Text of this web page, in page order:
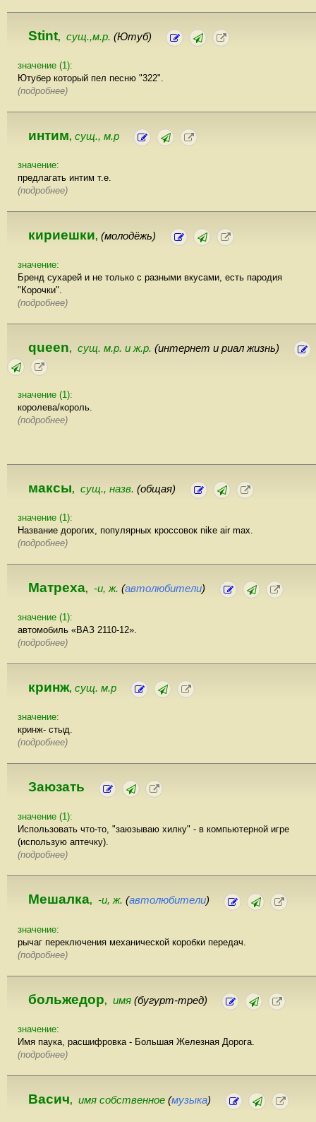
Stint, сущ.,м.р. (Ютуб)
значение (1):
Ютубер который пел песню "322".
(подробнее)
интим, сущ., м.р
значение:
предлагать интим т.е.
(подробнее)
кириешки, (молодёжь)
значение:
Бренд сухарей и не только с разными вкусами, есть пародия
"Корочки".
(подробнее)
queen, сущ. м.р. и ж.р. (интернет и риал жизнь)
значение (1):
королева/король.
(подробнее)
максы, сущ., назв. (общая)
значение (1):
Название дорогих, популярных кроссовок nike air max.
(подробнее)
Матреха, -и, ж. (автолюбители)
значение (1):
автомобиль «ВАЗ 2110-12».
(подробнее)
кринж, сущ. м.р
значение:
кринж- стыд.
(подробнее)
Заюзать
значение (1):
Использовать что-то, "заюзываю хилку" - в компьютерной игре
(использую аптечку).
(подробнее)
Мешалка, -и, ж. (автолюбители)
значение:
рычаг переключения механической коробки передач.
(подробнее)
больжедор, имя (бугурт-тред)
значение:
Имя паука, расшифровка - Большая Железная Дорога.
(подробнее)
Васич, имя собственное (музыка)